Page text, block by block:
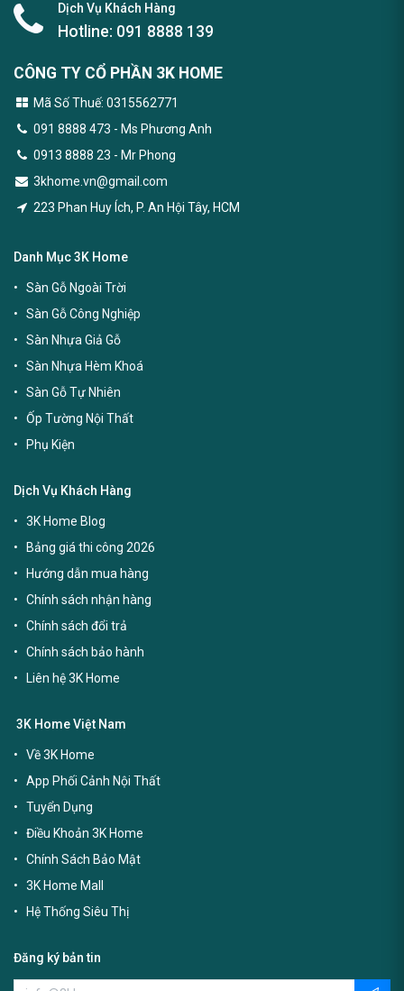
Dịch Vụ Khách Hàng
Hotline: 091 8888 139
CÔNG TY CỔ PHẦN 3K HOME
Mã Số Thuế: 0315562771
091 8888 473 - Ms Phương Anh
0913 8888 23 - Mr Phong
3khome.vn@gmail.com
223 Phan Huy Ích, P. An Hội Tây, HCM
Danh Mục 3K Home
Sàn Gỗ Ngoài Trời
Sàn Gỗ Công Nghiệp
Sàn Nhựa Giả Gỗ
Sàn Nhựa Hèm Khoá
Sàn Gỗ Tự Nhiên
Ốp Tường Nội Thất
Phụ Kiện
Dịch Vụ Khách Hàng
3K Home Blog
Bảng giá thi công 2026
Hướng dẫn mua hàng
Chính sách nhận hàng
Chính sách đổi trả
Chính sách bảo hành
Liên hệ 3K Home
3K Home Việt Nam
Về 3K Home
App Phối Cảnh Nội Thất
Tuyển Dụng
Điều Khoản 3K Home
Chính Sách Bảo Mật
3K Home Mall
Hệ Thống Siêu Thị
Đăng ký bản tin